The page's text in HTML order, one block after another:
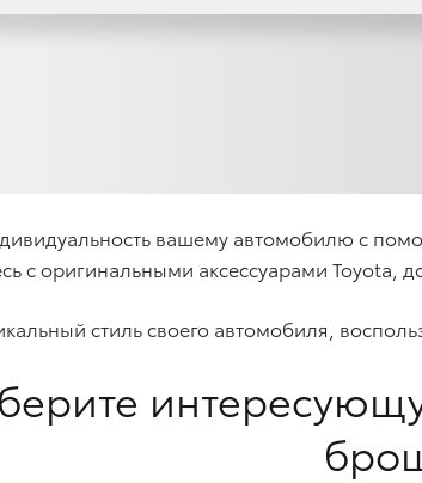
вашему автомобилю с
с оригинальными аксессуарами
стиль своего автомобиля,